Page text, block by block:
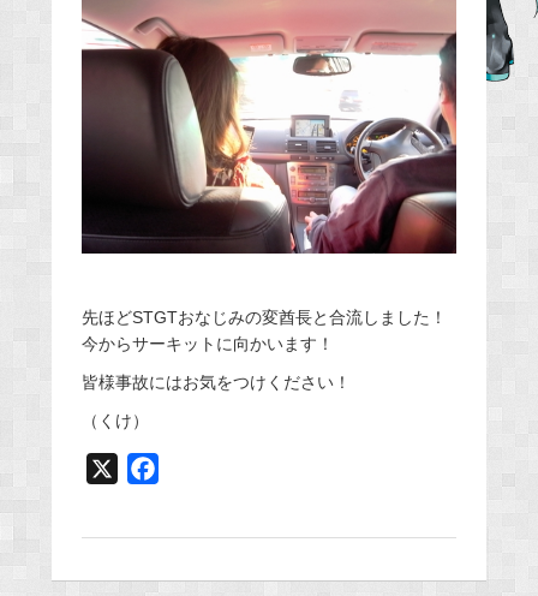
b
o
o
k
先ほどSTGTおなじみの変酋長と合流しました！
今からサーキットに向かいます！
皆様事故にはお気をつけください！
（くけ）